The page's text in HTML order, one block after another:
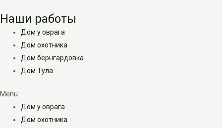
Наши работы
Дом у оврага
Дом охотника
Дом бернгардовка
Дом Тула
Menu
Дом у оврага
Дом охотника